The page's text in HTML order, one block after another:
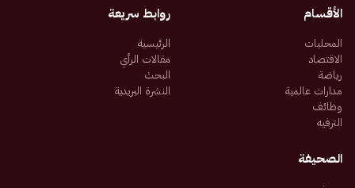
الأقسام
المحليات
الاقتصاد
رياضة
مدارات عالمية
وظائف
الترفيه
روابط سريعة
الرئيسية
مقالات الرأي
البحث
النشرة البريدية
الصحيفة